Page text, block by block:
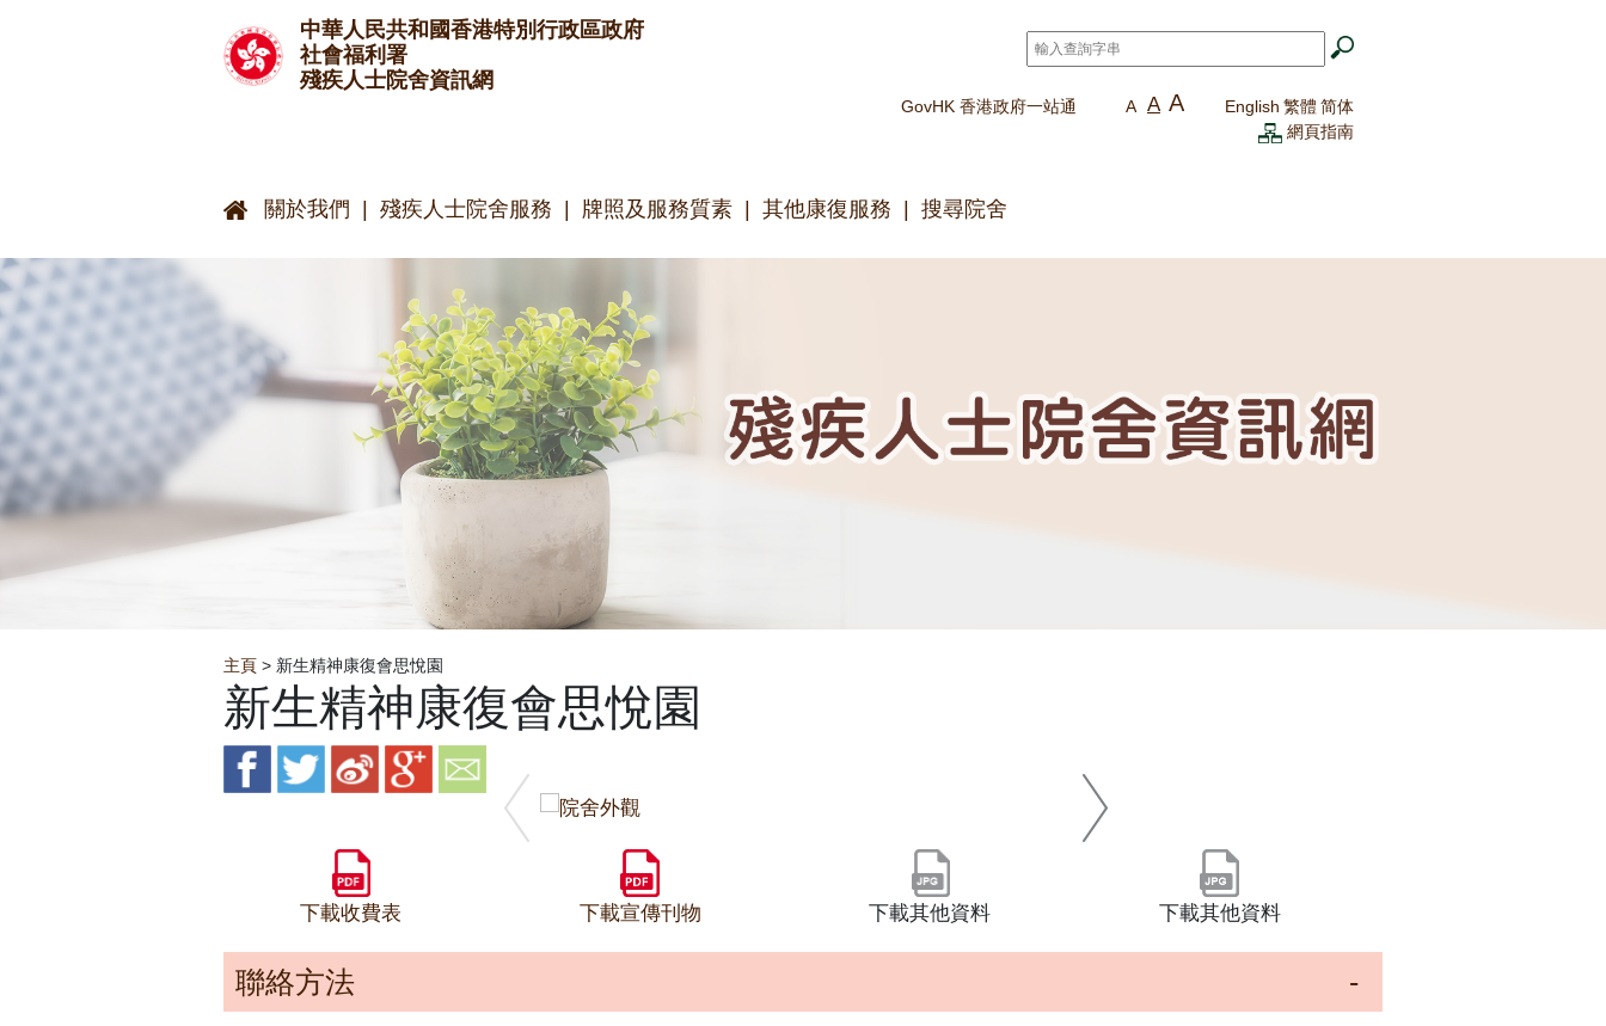
中華人民共和國香港特別行政區政府
社會福利署
殘疾人士院舍資訊網
搜尋*
GovHK 香港政府一站通 A A A English 繁體 简体
網頁指南
關於我們 殘疾人士院舍服務 牌照及服務質素 其他康復服務 搜尋院舍
Breadcrumb
主頁 > 新生精神康復會思悅園
新生精神康復會思悅園
下載收費表 下載宣傳刊物 下載其他資料 下載其他資料
聯絡方法